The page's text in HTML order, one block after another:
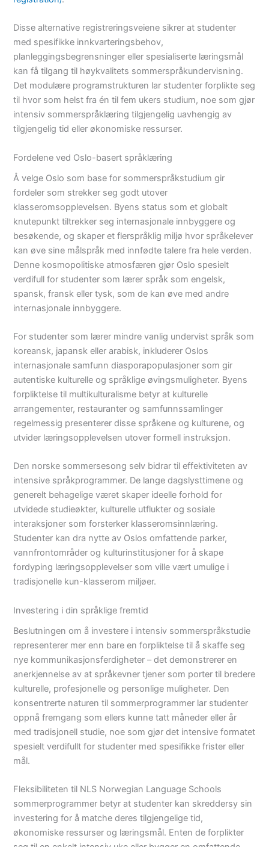
Disse alternative registreringsveiene sikrer at studenter
med spesifikke innkvarteringsbehov,
planleggingsbegrensninger eller spesialiserte læringsmål
kan få tilgang til høykvalitets sommerspråkundervisning.
Det modulære programstrukturen lar studenter forplikte seg
til hvor som helst fra én til fem ukers studium, noe som gjør
intensiv sommerspråklæring tilgjengelig uavhengig av
tilgjengelig tid eller økonomiske ressurser.
Fordelene ved Oslo-basert språklæring
Å velge Oslo som base for sommerspråkstudium gir
fordeler som strekker seg godt utover
klasseromsopplevelsen. Byens status som et globalt
knutepunkt tiltrekker seg internasjonale innbyggere og
besøkende, og skaper et flerspråklig miljø hvor språkelever
kan øve sine målspråk med innfødte talere fra hele verden.
Denne kosmopolitiske atmosfæren gjør Oslo spesielt
verdifull for studenter som lærer språk som engelsk,
spansk, fransk eller tysk, som de kan øve med andre
internasjonale innbyggere.
For studenter som lærer mindre vanlig undervist språk som
koreansk, japansk eller arabisk, inkluderer Oslos
internasjonale samfunn diasporapopulasjoner som gir
autentiske kulturelle og språklige øvingsmuligheter. Byens
forpliktelse til multikulturalisme betyr at kulturelle
arrangementer, restauranter og samfunnssamlinger
regelmessig presenterer disse språkene og kulturene, og
utvider læringsopplevelsen utover formell instruksjon.
Den norske sommersesong selv bidrar til effektiviteten av
intensive språkprogrammer. De lange dagslysttimene og
generelt behagelige været skaper ideelle forhold for
utvidede studieøkter, kulturelle utflukter og sosiale
interaksjoner som forsterker klasseromsinnlæring.
Studenter kan dra nytte av Oslos omfattende parker,
vannfrontområder og kulturinstitusjoner for å skape
fordyping læringsopplevelser som ville vært umulige i
tradisjonelle kun-klasserom miljøer.
Investering i din språklige fremtid
Beslutningen om å investere i intensiv sommerspråkstudie
representerer mer enn bare en forpliktelse til å skaffe seg
nye kommunikasjonsferdigheter – det demonstrerer en
anerkjennelse av at språkevner tjener som porter til bredere
kulturelle, profesjonelle og personlige muligheter. Den
konsentrerte naturen til sommerprogrammer lar studenter
oppnå fremgang som ellers kunne tatt måneder eller år
med tradisjonell studie, noe som gjør det intensive formatet
spesielt verdifullt for studenter med spesifikke frister eller
mål.
Fleksibiliteten til NLS Norwegian Language Schools
sommerprogrammer betyr at studenter kan skreddersy sin
investering for å matche deres tilgjengelige tid,
økonomiske ressurser og læringsmål. Enten de forplikter